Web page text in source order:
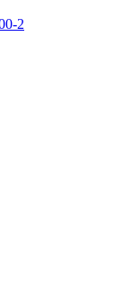
2